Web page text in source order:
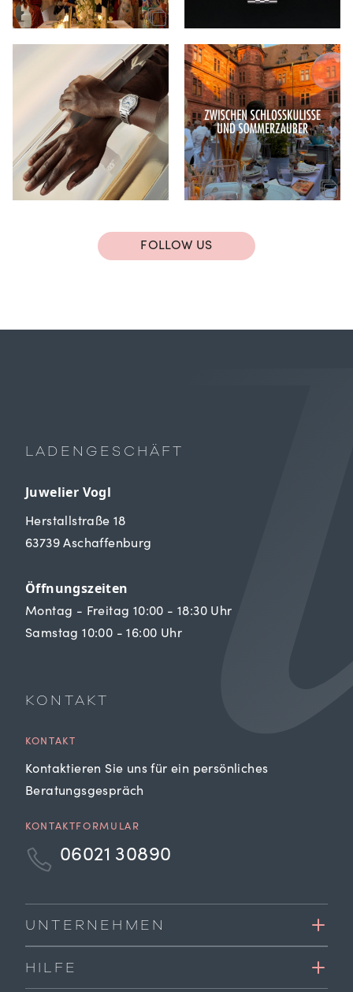
FOLLOW US
LADENGESCHÄFT
Juwelier Vogl
Herstallstraße 18
63739 Aschaffenburg
Öffnungszeiten
Montag - Freitag 10:00 - 18:30 Uhr
Samstag 10:00 - 16:00 Uhr
KONTAKT
KONTAKT
Kontaktieren Sie uns für ein persönliches
Beratungsgespräch
KONTAKTFORMULAR
06021 30890
UNTERNEHMEN
HILFE